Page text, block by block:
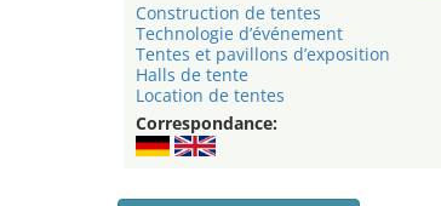
Construction de tentes
Technologie d’événement
Tentes et pavillons d’exposition
Halls de tente
Location de tentes
Correspondance: